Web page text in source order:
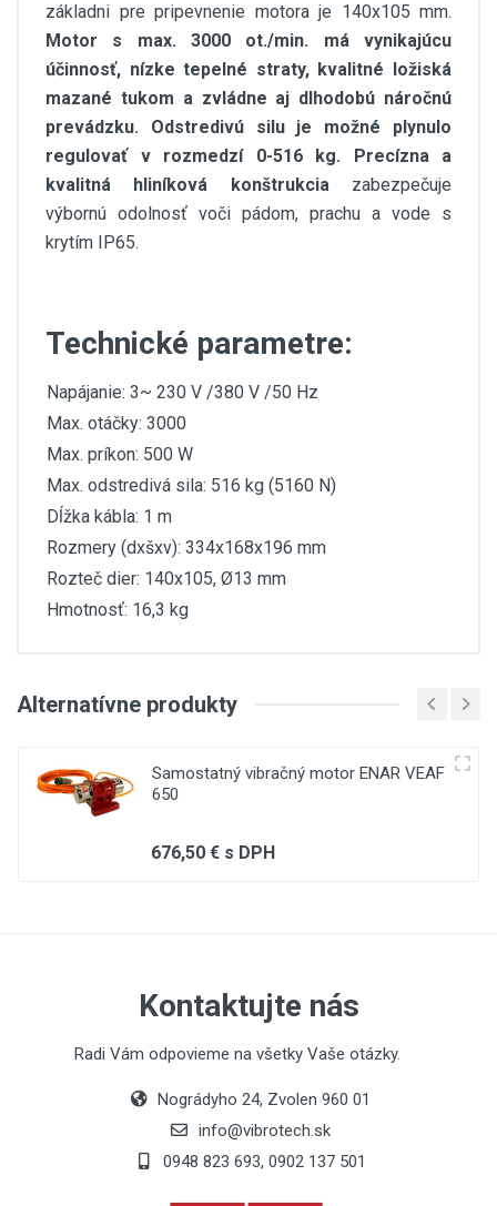
základni pre pripevnenie motora je 140x105 mm.
Motor s max. 3000 ot./min. má vynikajúcu
účinnosť, nízke tepelné straty, kvalitné ložiská
mazané tukom a zvládne aj dlhodobú náročnú
prevádzku.
Odstredivú silu je možné plynulo
regulovať v rozmedzí 0-516 kg. Precízna a
kvalitná hliníková konštrukciazabezpečuje
výbornú odolnosť voči pádom, prachu a vode s
krytím IP65.
Technické parametre:
Napájanie: 3~ 230 V /380 V /50 Hz
Max. otáčky: 3000
Max. príkon: 500 W
Max. odstredivá sila: 516 kg (5160 N)
Dĺžka kábla: 1 m
Rozmery (dxšxv): 334x168x196 mm
Rozteč dier: 140x105, Ø13 mm
Hmotnosť: 16,3 kg
externe-vibratory-en ar-vet-
vem-pouzivate lska-
prirucka.pdf
1 1
Write A Review
Email Address
Alternatívne produkty
Samostatný vibračný motor ENAR VEAF
650
676,50 € s DPH
Kontaktujte nás
Radi Vám odpovieme na všetky Vaše otázky.
Nográdyho 24, Zvolen 960 01
info@vibrotech.sk
0948 823 693, 0902 137 501